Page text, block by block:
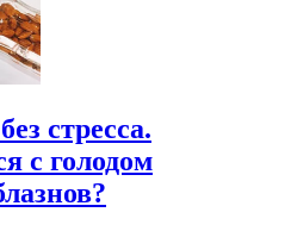
стресса.
с голодом